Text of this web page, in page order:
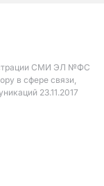
СМИ ЭЛ №ФС
в сфере связи,
23.11.2017